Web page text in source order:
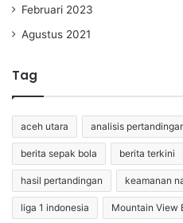
Februari 2023
Agustus 2021
Tag
aceh utara analisis
berita sepak bola berita terkini
hasil pertandingan keamanan
liga 1 indonesia Mountain View